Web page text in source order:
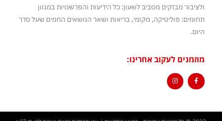
ולציבור מבזקים מסביב לשעון: כל הידיעות והפרשנויות במגוון
תחומים: פוליטיקה, מקומי, בריאות ושאר הנושאים החמים שעל סדר
היום.
מוזמנים לעקוב אחרינו: